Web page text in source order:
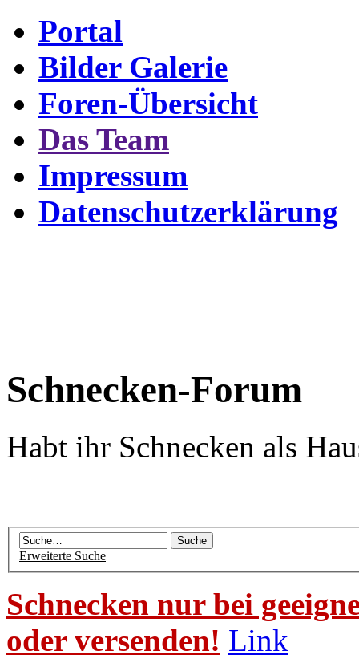
Portal
Bilder Galerie
Foren-Übersicht
Das Team
Impressum
Datenschutzerklärung
Schnecken-Forum
Habt ihr Schnecken als
Erweiterte Suche
Schnecken nur bei
oder versenden! Link